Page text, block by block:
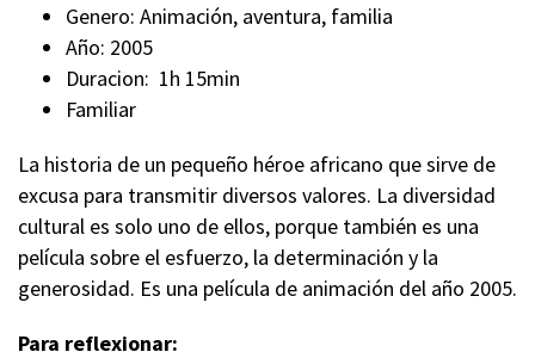
Genero: Animación, aventura, familia
Año: 2005
Duracion: 1h 15min
Familiar
La historia de un pequeño héroe africano que sirve de
excusa para transmitir diversos valores. La diversidad
cultural es solo uno de ellos, porque también es una
película sobre el esfuerzo, la determinación y la
generosidad. Es una película de animación del año 2005.
Para reflexionar: